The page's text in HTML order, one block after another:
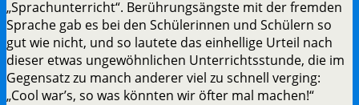
„Sprachunterricht“. Berührungsängste mit der fremden
Sprache gab es bei den Schülerinnen und Schülern so
gut wie nicht, und so lautete das einhellige Urteil nach
dieser etwas ungewöhnlichen Unterrichtsstunde, die im
Gegensatz zu manch anderer viel zu schnell verging:
„Cool war’s, so was könnten wir öfter mal machen!“